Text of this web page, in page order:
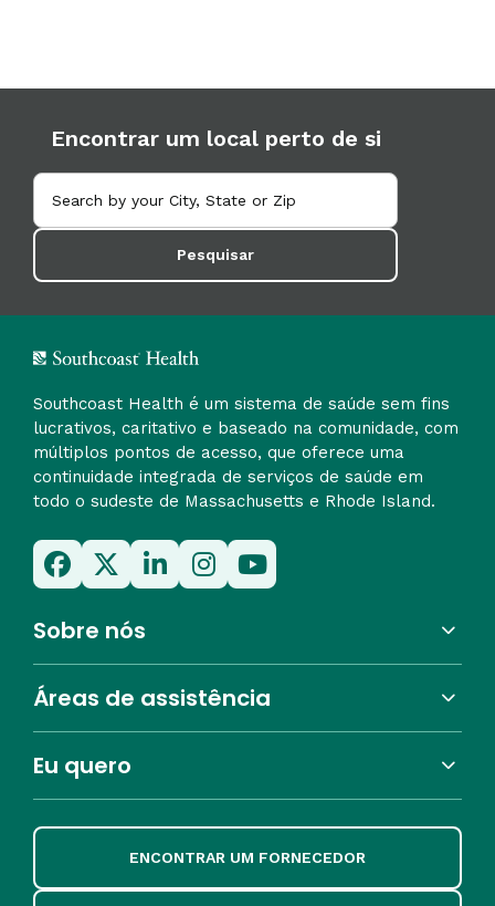
Encontrar um local perto de si
Pesquisar
Southcoast Health é um sistema de saúde sem fins
lucrativos, caritativo e baseado na comunidade, com
múltiplos pontos de acesso, que oferece uma
continuidade integrada de serviços de saúde em
todo o sudeste de Massachusetts e Rhode Island.
Sobre nós
Áreas de assistência
Eu quero
ENCONTRAR UM FORNECEDOR